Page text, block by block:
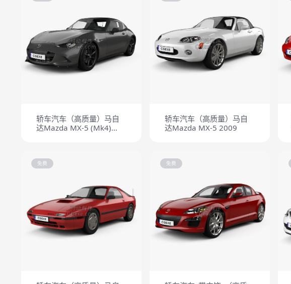
轿车汽车（高质量）马自
达Mazda MX-5 (Mk4)
轿车汽车（高质量）马自
达Mazda MX-5 2009
免费 免费